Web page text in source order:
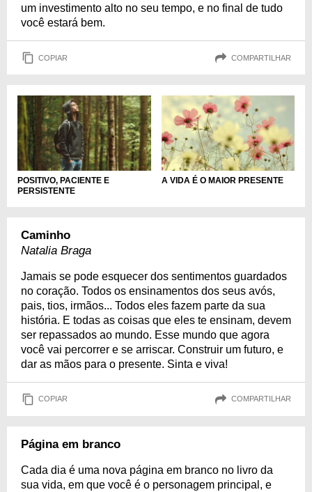
um investimento alto no seu tempo, e no final de tudo
você estará bem.
COPIAR COMPARTILHAR
POSITIVO, PACIENTE E
PERSISTENTE
A VIDA É O MAIOR PRESENTE
Caminho
Natalia Braga
Jamais se pode esquecer dos sentimentos guardados
no coração. Todos os ensinamentos dos seus avós,
pais, tios, irmãos... Todos eles fazem parte da sua
história. E todas as coisas que eles te ensinam, devem
ser repassados ao mundo. Esse mundo que agora
você vai percorrer e se arriscar. Construir um futuro, e
dar as mãos para o presente. Sinta e viva!
COPIAR COMPARTILHAR
Página em branco
Cada dia é uma nova página em branco no livro da
sua vida, em que você é o personagem principal, e